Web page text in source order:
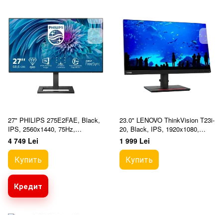
27" PHILIPS 275E2FAE, Black,
IPS, 2560x1440, 75Hz,
1msMPRT, 350cd, MegaDCR,
HDMI+DP, Spkrs, Tilt
4 749 Lei
Купить
Кредит
23.0" LENOVO ThinkVision T23i-
20, Black, IPS, 1920x1080,
60Hz, 4ms, 250cd, D-
Sub+HDMI+DP+USB, Pivot
1 999 Lei
Купить